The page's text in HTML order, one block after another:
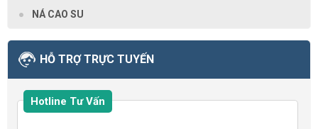
NÁ CAO SU
HỖ TRỢ TRỰC TUYẾN
Hotline Tư Vấn